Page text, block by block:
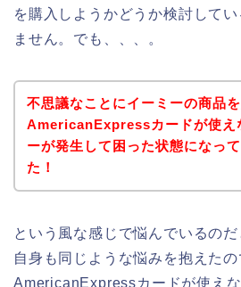
を購入しようかどうか検討して
ません。でも、、、。
不思議なことにイーミーの商品
AmericanExpressカードが使え
ーが発生して困った状態になっ
た！
という風な感じで悩んでいるの
自身も同じような悩みを抱えたの
AmericanExpressカードが使え